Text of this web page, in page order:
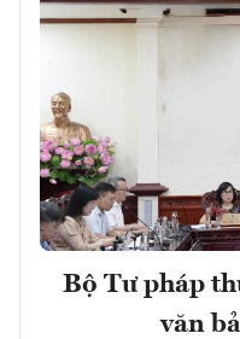
Bộ Tư pháp
văn